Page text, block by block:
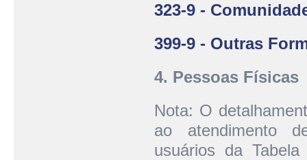
323-9 -
399-9 - Outras
4. Pessoas Físicas
Nota: O
ao atendimento
usuários da